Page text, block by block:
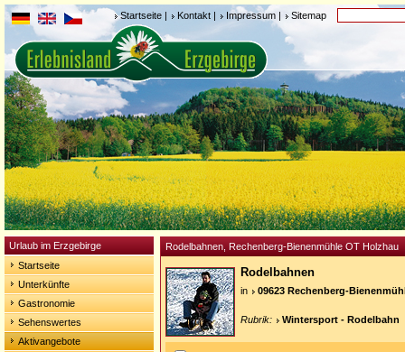
Startseite | Kontakt | Impressum | Sitemap
Urlaub im Erzgebirge
Startseite
Unterkünfte
Gastronomie
Sehenswertes
Aktivangebote
Rodelbahnen, Rechenberg-Bienenmühle OT Holzhau
Rodelbahnen
in 09623 Rechenberg-
Rubrik: Wintersport - Rodelbahn